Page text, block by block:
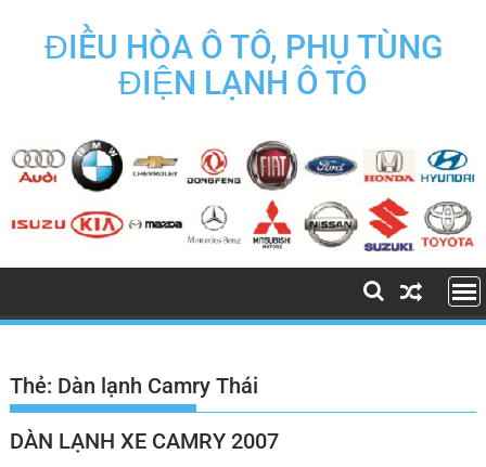
contentĐIỀU HÒA Ô TÔ, PHỤ TÙNG
ĐIỆN LẠNH Ô TÔ
Thẻ: Dàn lạnh Camry Thái
DÀN LẠNH XE CAMRY 2007